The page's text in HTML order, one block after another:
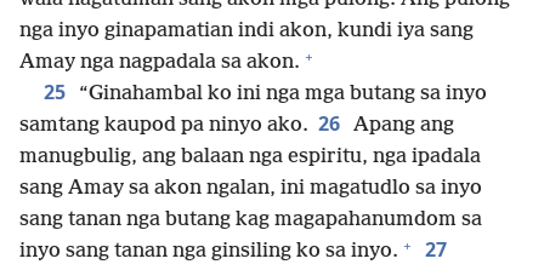
nga inyo ginapamatian indi akon, kundi iya sang
Amay nga nagpadala sa akon. +
25
“Ginahambal ko ini nga mga butang sa inyo
samtang kaupod pa ninyo ako. 26 Apang ang
manugbulig, ang balaan nga espiritu, nga ipadala
sang Amay sa akon ngalan, ini magatudlo sa inyo
sang tanan nga butang kag magapahanumdom sa
inyo sang tanan nga ginsiling ko sa inyo. + 27